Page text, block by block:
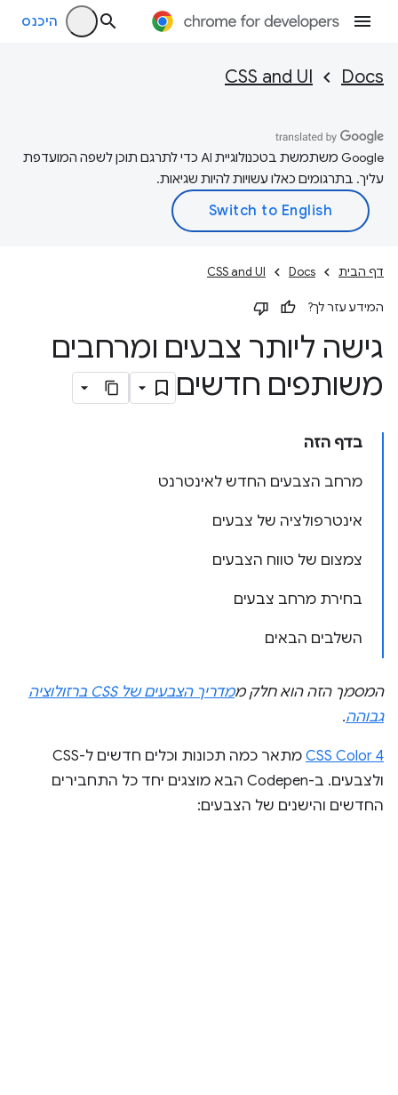
היכנס
Docs
CSS and UI
‫Google משתמשת בטכנולוגיית AI כדי לתרגם תוכן לשפה המועדפת
עליך. בתרגומים כאלו עשויות להיות שגיאות.
דף הבית Docs
CSS and UI
המידע עזר לך?
גישה ליותר צבעים ומרחבים
משותפים חדשים
בדף הזה
מרחב הצבעים החדש לאינטרנט
אינטרפולציה של צבעים
צמצום של טווח הצבעים
בחירת מרחב צבעים
השלבים הבאים
המסמך הזה הוא חלק מ
מדריך הצבעים של CSS ברזולוציה
גבוהה.
CSS Color 4
מתאר כמה תכונות וכלים חדשים ל-CSS
ולצבעים. ב-Codepen הבא מוצגים יחד כל התחבירים
החדשים והישנים של הצבעים: